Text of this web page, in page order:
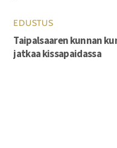
EDUSTUS
Taipalsaaren kunnan
jatkaa kissapaidassa